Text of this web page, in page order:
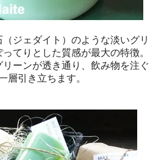
ジェダイト）のような淡いグリ
てりとした質感が最大の特徴。
ーンが透き通り、飲み物を注ぐ
層引き立ちます。